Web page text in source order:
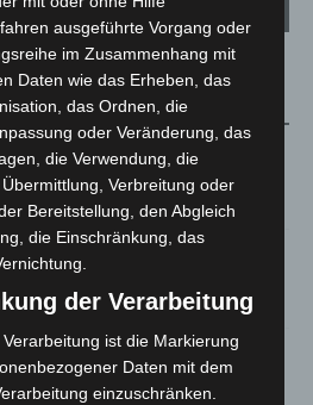
Notfallsanitäter starten beim
über A7 – Polizei sucht
Unfall auf Baustelle
ausgeführte Vorgang oder
im Zusammenhang mit
Daten wie das Erheben, das
das Ordnen, die
oder Veränderung, das
die Verwendung, die
Verbreitung oder
Bereitstellung, den Abgleich
die Einschränkung, das
der Verarbeitung
ist die Markierung
Daten mit dem
einzuschränken.